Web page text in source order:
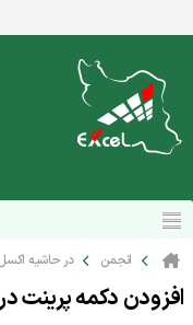
انجمن در حاشیه
افزودن دکمه پرینت